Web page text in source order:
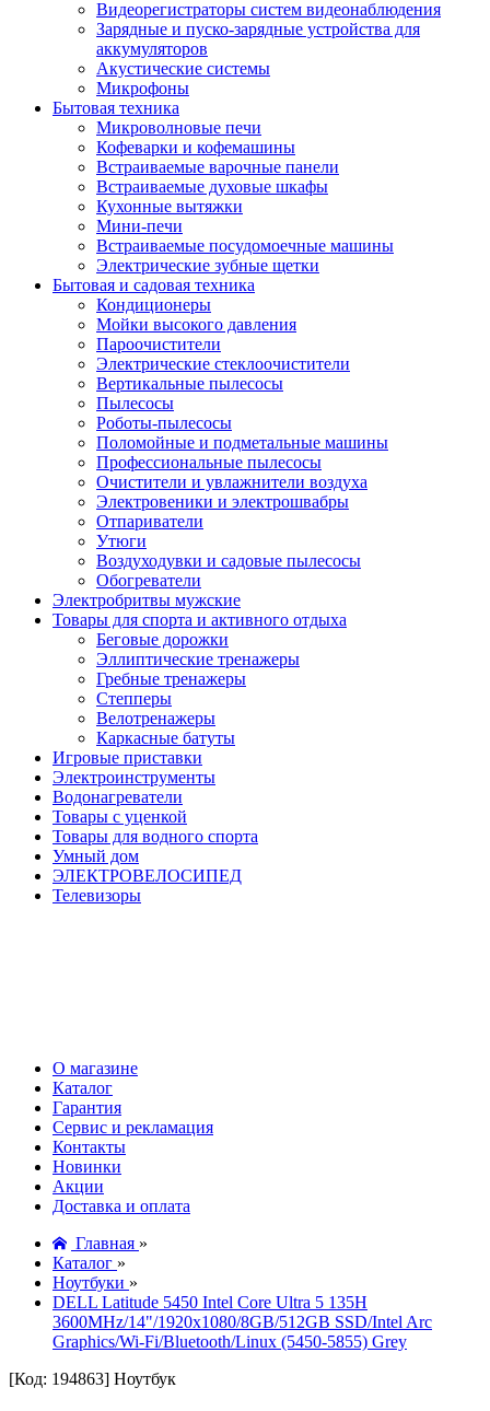
Видеорегистраторы систем видеонаблюдения
Зарядные и пуско-зарядные устройства для
аккумуляторов
Акустические системы
Микрофоны
Бытовая техника
Микроволновые печи
Кофеварки и кофемашины
Встраиваемые варочные панели
Встраиваемые духовые шкафы
Кухонные вытяжки
Мини-печи
Встраиваемые посудомоечные машины
Электрические зубные щетки
Бытовая и садовая техника
Кондиционеры
Мойки высокого давления
Пароочистители
Электрические стеклоочистители
Вертикальные пылесосы
Пылесосы
Роботы-пылесосы
Поломойные и подметальные машины
Профессиональные пылесосы
Очистители и увлажнители воздуха
Электровеники и электрошвабры
Отпариватели
Утюги
Воздуходувки и садовые пылесосы
Обогреватели
Электробритвы мужские
Товары для спорта и активного отдыха
Беговые дорожки
Эллиптические тренажеры
Гребные тренажеры
Степперы
Велотренажеры
Каркасные батуты
Игровые приставки
Электроинструменты
Водонагреватели
Товары с уценкой
Товары для водного спорта
Умный дом
ЭЛЕКТРОВЕЛОСИПЕД
Телевизоры
О магазине
Каталог
Гарантия
Сервис и рекламация
Контакты
Новинки
Акции
Доставка и оплата
Главная »
Каталог »
Ноутбуки »
DELL Latitude 5450 Intel Core Ultra 5 135H
3600MHz/14"/1920x1080/8GB/512GB SSD/Intel Arc
Graphics/Wi-Fi/Bluetooth/Linux (5450-5855) Grey
[Код: 194863] Ноутбук